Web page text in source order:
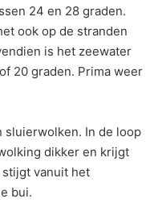
24 en 28 graden.
ook op de stranden
is het zeewater
20 graden. Prima weer
sluierwolken. In de loop
dikker en krijgt
stijgt vanuit het
bui.